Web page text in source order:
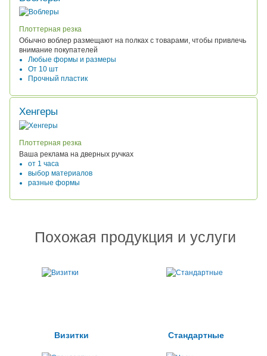
Плоттерная резка
Обычно воблер размещают на полках с товарами, чтобы привлечь
внимание покупателей
Любые формы и размеры
От 10 шт
Прочный пластик
Плоттерная резка
Ваша реклама на дверных ручках
от 1 часа
выбор материалов
разные формы
Хенгеры
Похожая продукция и услуги
Визитки Стандартные